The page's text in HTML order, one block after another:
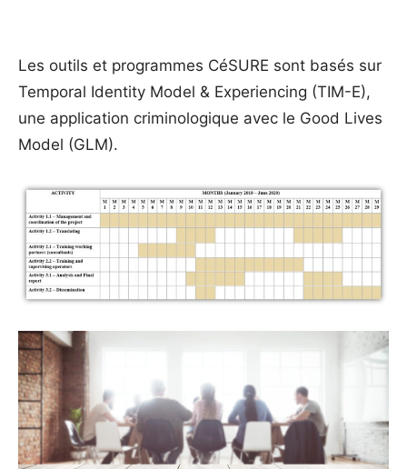
Les outils et programmes CéSURE sont basés sur
Temporal Identity Model & Experiencing (TIM-E),
une application criminologique avec le Good Lives
Model (GLM).